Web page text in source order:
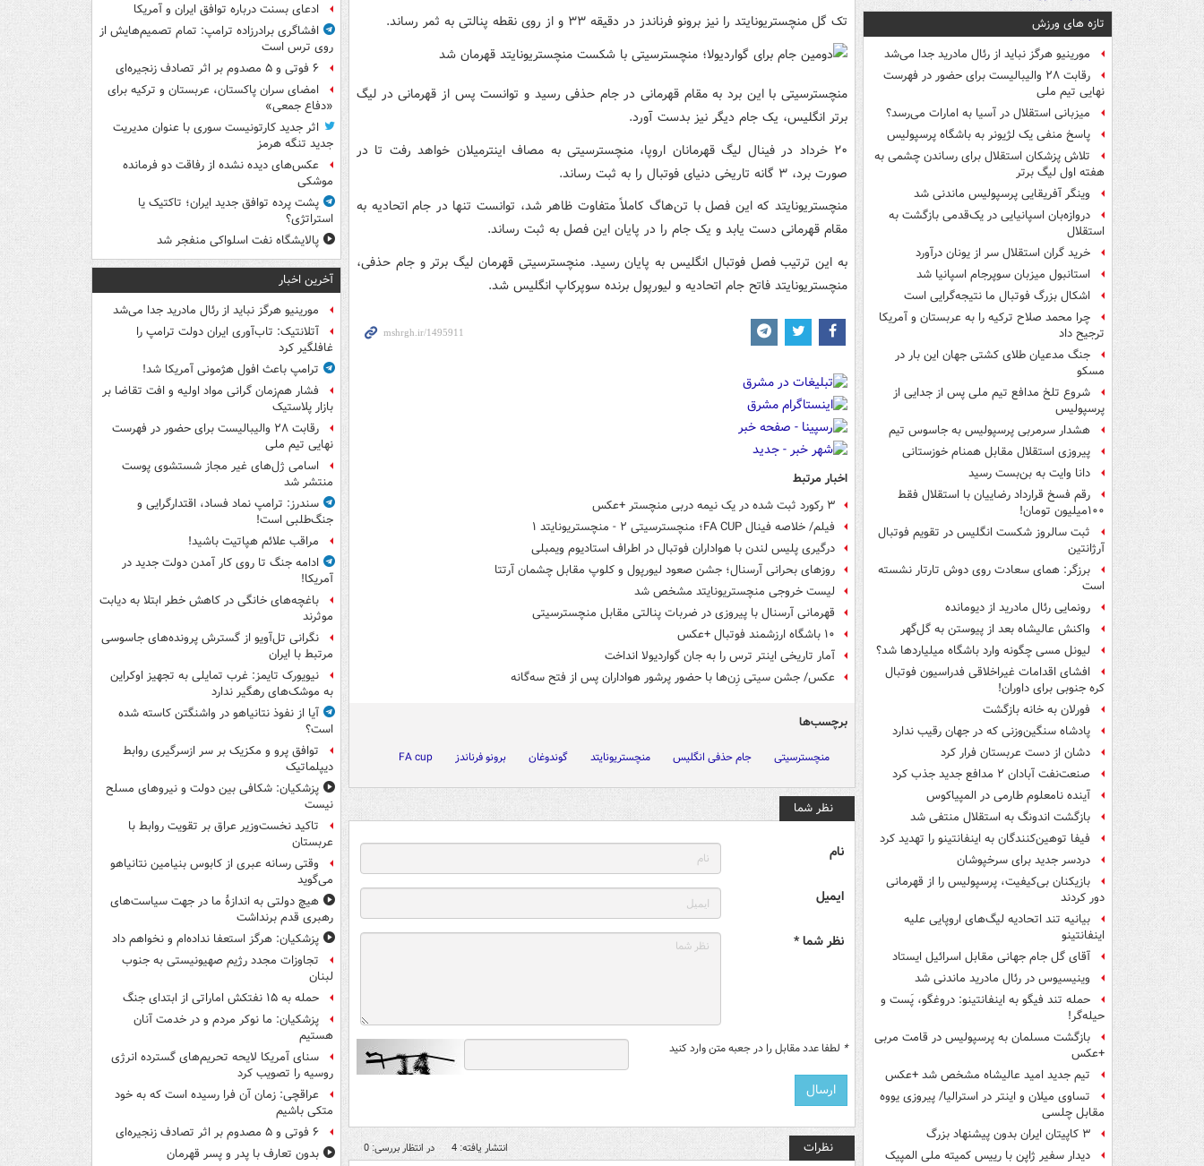
تازه های ورزش
مورینیو هرگز نباید از رئال مادرید جدا می‌شد
رقابت ۲۸ والیبالیست برای حضور در فهرست
نهایی تیم ملی
میزبانی استقلال در آسیا به امارات می‌رسد؟
پاسخ منفی یک لژیونر به باشگاه پرسپولیس
تلاش پزشکان استقلال برای رساندن چشمی به
هفته اول لیگ برتر
وینگر آفریقایی پرسپولیس ماندنی شد
دروازه‌بان اسپانیایی در یک‌قدمی بازگشت به
استقلال
خرید گران استقلال سر از یونان درآورد
استانبول میزبان سوپرجام اسپانیا شد
اشکال بزرگ فوتبال ما نتیجه‌گرایی است
چرا محمد صلاح ترکیه را به عربستان و آمریکا
ترجیح داد
جنگ مدعیان طلای کشتی جهان این بار در
مسکو
شروع تلخ مدافع تیم ملی پس از جدایی از
پرسپولیس
هشدار سرمربی پرسپولیس به جاسوس تیم
پیروزی استقلال مقابل همنام خوزستانی
دانا وایت به بن‌بست رسید
رقم فسخ قرارداد رضاییان با استقلال فقط
۱۰۰میلیون تومان!
ثبت سالروز شکست انگلیس در تقویم فوتبال
آرژانتین
برزگر: همای سعادت روی دوش تارتار نشسته
است
رونمایی رئال مادرید از دیومانده
واکنش عالیشاه بعد از پیوستن به گل‌گهر
لیونل مسی چگونه وارد باشگاه میلیاردها شد؟
افشای اقدامات غیراخلاقی فدراسیون فوتبال
کره جنوبی برای داوران!
فورلان به خانه بازگشت
پادشاه سنگین‌وزنی که در جهان رقیب ندارد
دشان از دست عربستان فرار کرد
صنعت‌نفت آبادان ۲ مدافع جدید جذب کرد
آینده نامعلوم طارمی در المپیاکوس
بازگشت اندونگ به استقلال منتفی شد
فیفا توهین‌کنندگان به اینفانتینو را تهدید کرد
دردسر جدید برای سرخپوشان
بازیکنان بی‌کیفیت، پرسپولیس را از قهرمانی
دور کردند
بیانیه تند اتحادیه لیگ‌های اروپایی علیه
اینفانتینو
آقای گل جام جهانی مقابل اسرائیل ایستاد
وینیسیوس در رئال مادرید ماندنی شد
حمله تند فیگو به اینفانتینو: دروغگو، پَست‌ و
حیله‌گر!
بازگشت مسلمان به پرسپولیس در قامت مربی
+عکس
تیم جدید امید عالیشاه مشخص شد +عکس
تساوی میلان و اینتر در استرالیا/ پیروزی یووه
مقابل چلسی
۳ کاپیتان ایران بدون پیشنهاد بزرگ
دیدار سفیر ژاپن با رییس کمیته ملی المپیک
تک گل منچستریونایتد را نیز برونو فرناندز در دقیقه ۳۳ و از روی نقطه پنالتی به ثمر رساند.
منچسترسیتی با این برد به مقام قهرمانی در جام حذفی رسید و توانست پس از قهرمانی در لیگ
برتر انگلیس، یک جام دیگر نیز بدست آورد.
۲۰ خرداد در فینال لیگ قهرمانان اروپا، منچسترسیتی به مصاف اینترمیلان خواهد رفت تا در
صورت برد، ۳ گانه تاریخی دنیای فوتبال را به ثبت رساند.
منچستریونایتد که این فصل با تن‌هاگ کاملاً متفاوت ظاهر شد، توانست تنها در جام اتحادیه به
مقام قهرمانی دست یابد و یک جام را در پایان این فصل به ثبت رساند.
به این ترتیب فصل فوتبال انگلیس به پایان رسید. منچسترسیتی قهرمان لیگ برتر و جام حذفی،
منچستریونایتد فاتح جام اتحادیه و لیورپول برنده سوپرکاپ انگلیس شد.
اخبار مرتبط
۳ رکورد ثبت شده در یک نیمه دربی منچستر +عکس
فیلم/ خلاصه فینال FA CUP؛ منچسترسیتی ۲ - منچستریونایتد ۱
درگیری پلیس لندن با هواداران فوتبال در اطراف استادیوم ویمبلی
روزهای بحرانی آرسنال؛ جشن صعود لیورپول و کلوپ مقابل چشمان آرتتا
لیست خروجی منچستریونایتد مشخص شد
قهرمانی آرسنال با پیروزی در ضربات پنالتی مقابل منچسترسیتی
۱۰ باشگاه ارزشمند فوتبال +عکس
آمار تاریخی اینتر ترس را به جان گواردیولا انداخت
عکس/ جشن سیتی زِن‌ها با حضور پرشور هواداران پس از فتح سه‌گانه
برچسب‌ها
منچسترسیتی جام حذفی انگلیس منچستریونایتد گوندوغان برونو فرناندز FA cup
نظر شما
نام
ایمیل
نظر شما *
* لطفا عدد مقابل را در جعبه متن وارد کنید
نظرات انتشار یافته: 4 در انتظار بررسی: 0
ادعای بسنت درباره توافق ایران و آمریکا
افشاگری برادرزاده ترامپ: تمام تصمیم‌هایش از
روی ترس است
۶ فوتی و ۵ مصدوم بر اثر تصادف زنجیره‌ای
امضای سران پاکستان، عربستان و ترکیه برای
«دفاع جمعی»
اثر جدید کارتونیست سوری با عنوان مدیریت
جدید تنگه هرمز
عکس‌های دیده نشده از رفاقت دو فرمانده‌
موشکی
پشت پرده توافق جدید ایران؛ تاکتیک یا
استراتژی؟
پالایشگاه نفت اسلواکی منفجر شد
آخرین اخبار
مورینیو هرگز نباید از رئال مادرید جدا می‌شد
آتلانتیک: تاب‌آوری ایران دولت ترامپ را
غافلگیر کرد
ترامپ باعث افول هژمونی آمریکا شد!
فشار هم‌زمان گرانی مواد اولیه و افت تقاضا بر
بازار پلاستیک
رقابت ۲۸ والیبالیست برای حضور در فهرست
نهایی تیم ملی
اسامی ژل‌های غیر مجاز شستشوی پوست
منتشر شد
سندرز: ترامپ نماد فساد، اقتدارگرایی و
جنگ‌طلبی است!
مراقب علائم هپاتیت باشید!
ادامه جنگ تا روی کار آمدن دولت جدید در
آمریکا!
باغچه‌های خانگی در کاهش خطر ابتلا به دیابت
موثرند
نگرانی تل‌آویو از گسترش پرونده‌های جاسوسی
مرتبط با ایران
نیویورک تایمز: غرب تمایلی به تجهیز اوکراین
به موشک‌های رهگیر ندارد
آیا از نفوذ نتانیاهو در واشنگتن کاسته شده
است؟
توافق پرو و مکزیک بر سر ازسرگیری روابط
دیپلماتیک
پزشکیان: شکافی بین دولت و نیروهای مسلح
نیست
تاکید نخست‌وزیر عراق بر تقویت روابط با
عربستان
وقتی رسانه عبری از کابوس بنیامین نتانیاهو
می‌گوید
هیچ دولتی به اندازۀ ما در جهت سیاست‌های
رهبری قدم برنداشت
پزشکیان: هرگز استعفا نداده‌ام و نخواهم داد
تجاوزات مجدد رژیم صهیونیستی به جنوب
لبنان
حمله به ۱۵ نفتکش‌ اماراتی از ابتدای جنگ
پزشکیان: ما نوکر مردم و در خدمت آنان
هستیم
سنای آمریکا لایحه تحریم‌های گسترده انرژی
روسیه را تصویب کرد
عراقچی: زمان آن فرا رسیده است که به خود
متکی باشیم
۶ فوتی و ۵ مصدوم بر اثر تصادف زنجیره‌ای
بدون تعارف با پدر و پسر قهرمان